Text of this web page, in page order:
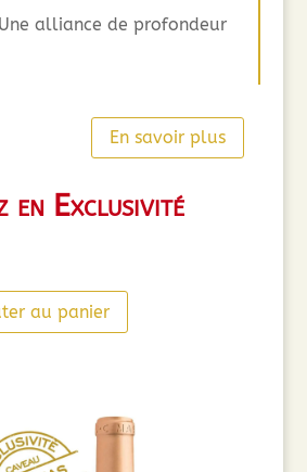
alliance de profondeur
En savoir plus
en Exclusivité
au panier